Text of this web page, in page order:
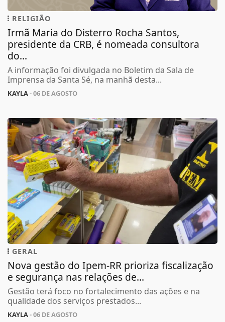
RELIGIÃO
Irmã Maria do Disterro Rocha Santos,
presidente da CRB, é nomeada consultora
do...
A informação foi divulgada no Boletim da Sala de
Imprensa da Santa Sé, na manhã desta...
KAYLA- 06 DE AGOSTO
GERAL
Nova gestão do Ipem-RR prioriza fiscalização
e segurança nas relações de...
Gestão terá foco no fortalecimento das ações e na
qualidade dos serviços prestados...
KAYLA- 06 DE AGOSTO